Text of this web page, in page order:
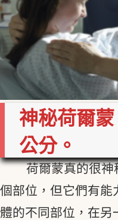
神秘荷爾
公分。
荷爾蒙真的很神
個部位，但它們有能
體的不同部位，在另